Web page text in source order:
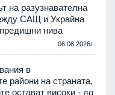
на разузнавателна
САЩ и Украйна
нива
06.08.2026г.
в
райони на страната,
остават високи - до